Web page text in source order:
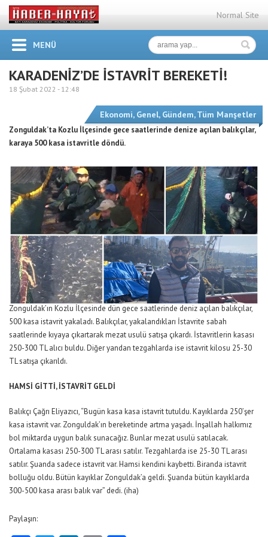
Normal Site
MENÜ
KARADENİZ’DE İSTAVRİT BEREKETİ!
18 Şubat 2022 - 12:48
Ekonomi, Genel, Gündem,Tüm Manşetler
Zonguldak’ta Kozlu İlçesinde gece saatlerinde denize açılan balıkçılar,
karaya 500 kasa istavritle döndü.
Zonguldak’ın Kozlu İlçesinde dün gece saatlerinde deniz açılan balıkçılar,
500 kasa istavrit yakaladı. Balıkçılar, yakalandıkları İstavrite sabah
saatlerinde kıyaya çıkartarak mezat usulü satışa çıkardı. İstavritlerin kasası
250-300 TL alıcı buldu. Diğer yandan tezgahlarda ise istavrit kilosu 25-30
TL satışa çıkarıldı.
HAMSİ GİTTİ, İSTAVRİT GELDİ
Balıkçı Çağrı Eliyazıcı, “Bugün kasa kasa istavrit tutuldu. Kayıklarda 250’şer
kasa istavrit var. Zonguldak’ın bereketinde artma yaşadı. İnşallah halkımız
bol miktarda uygun balık sunacağız. Bunlar mezat usulü satılacak.
Ortalama kasası 250-300 TL arası satılır. Tezgahlarda ise 25-30 TL arası
satılır. Şuanda sadece istavrit var. Hamsi kendini kaybetti. Biranda istavrit
bolluğu oldu. Bütün kayıklar Zonguldak’a geldi. Şuanda bütün kayıklarda
300-500 kasa arası balık var” dedi. (iha)
Paylaşın: